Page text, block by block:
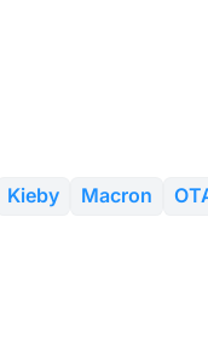
Kieby Macron